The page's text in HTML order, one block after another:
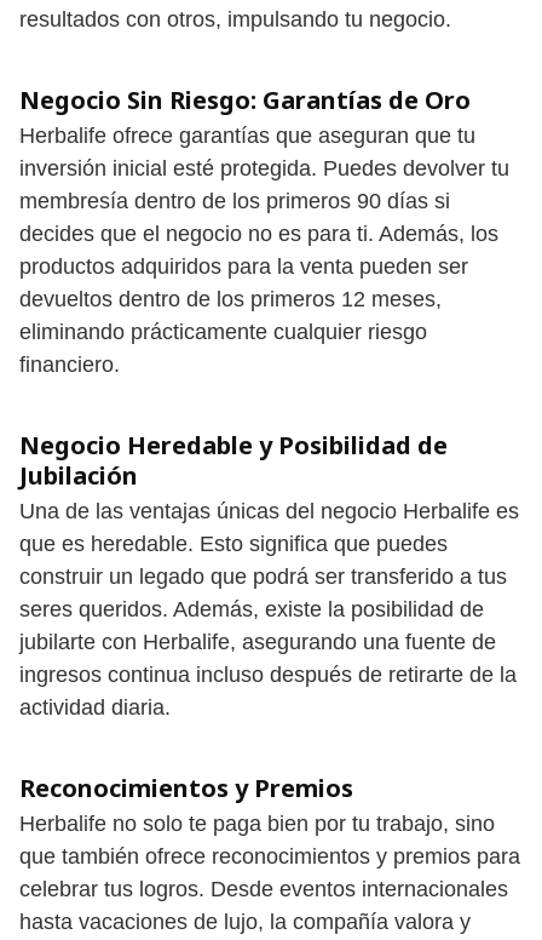
resultados con otros, impulsando tu negocio.
Negocio Sin Riesgo: Garantías de Oro
Herbalife ofrece garantías que aseguran que tu
inversión inicial esté protegida. Puedes devolver tu
membresía dentro de los primeros 90 días si
decides que el negocio no es para ti. Además, los
productos adquiridos para la venta pueden ser
devueltos dentro de los primeros 12 meses,
eliminando prácticamente cualquier riesgo
financiero.
Negocio Heredable y Posibilidad de
Jubilación
Una de las ventajas únicas del negocio Herbalife es
que es heredable. Esto significa que puedes
construir un legado que podrá ser transferido a tus
seres queridos. Además, existe la posibilidad de
jubilarte con Herbalife, asegurando una fuente de
ingresos continua incluso después de retirarte de la
actividad diaria.
Reconocimientos y Premios
Herbalife no solo te paga bien por tu trabajo, sino
que también ofrece reconocimientos y premios para
celebrar tus logros. Desde eventos internacionales
hasta vacaciones de lujo, la compañía valora y